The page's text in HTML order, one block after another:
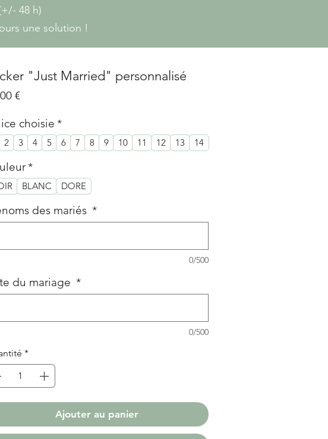
48 h)
une solution !
"Just Married" personnalisé
€Prix
choisie *
2 3 4 5 6 7 8 9 10 11 12 13 14
*
BLANC DORE
des mariés *
0/500
du mariage *
0/500
*
Ajouter au panier